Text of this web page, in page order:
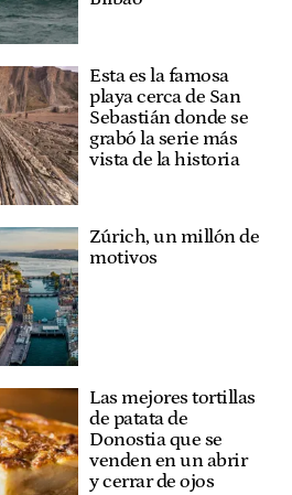
Esta es la famosa
playa cerca de San
Sebastián donde se
grabó la serie más
vista de la historia
Zúrich, un millón de
motivos
Las mejores tortillas
de patata de
Donostia que se
venden en un abrir
y cerrar de ojos